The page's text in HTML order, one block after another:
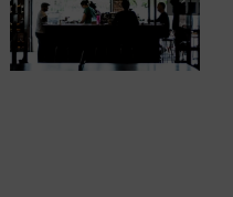
Darse de alta como autónomo